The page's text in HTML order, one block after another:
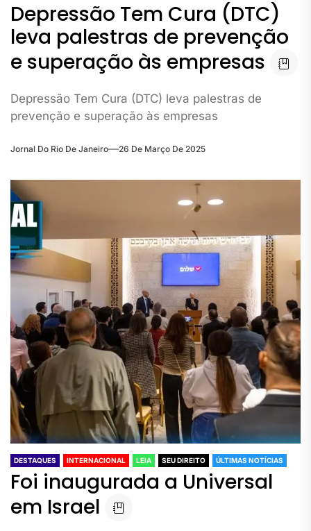
Depressão Tem Cura (DTC)
leva palestras de prevenção
e superação às empresas
Depressão Tem Cura (DTC) leva palestras de
prevenção e superação às empresas
Jornal Do Rio De Janeiro 26 De Março De 2025
DESTAQUES INTERNACIONAL LEIA SEU DIREITO ÚLTIMAS NOTÍCIAS
Foi inaugurada a Universal
em Israel